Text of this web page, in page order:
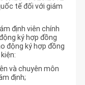
tế đối với giám
định viên chính
ký hợp đồng
động ký hợp đồng
và chuyên môn
định;